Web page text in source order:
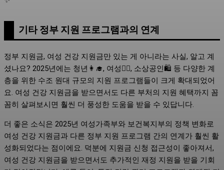
기타 정부 지원 프로그램과의 연계
정부 지원금, 여성 건강 지원금만 있는 게 아니라는 사실, 알고 계
셨나요? 2025년에는 청년👩‍🎓, 여성👩‍⚕️, 소상공인🛍️ 등 다양한 계
층을 위한 수조 원대 규모의 지원 프로그램들이 크게 확대되었어
요. 여성 건강 지원금을 받으면서도 다른 부처의 지원 혜택까지 꼼
꼼히 살펴보시면 훨씬 더 풍성한 도움을 받을 수 있답니다.
더 좋은 소식은 2025년 여성가족부와 보건복지부의 정책 변화로
여성 건강 지원금과 다른 정부 지원 프로그램 간의 연계가 훨씬 활
성화되었다는 점이에요. 덕분에 지원금 신청 접근성이 좋아져서,
여성 건강 지원금을 받으면서도 추가적인 재정 지원을 받을 기회